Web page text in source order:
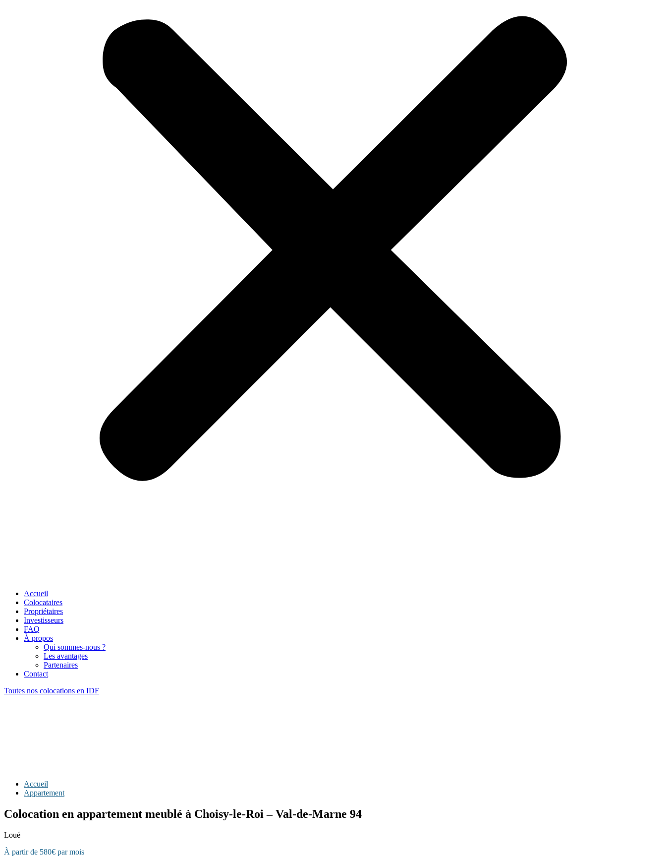
Accueil
Colocataires
Propriétaires
Investisseurs
FAQ
À propos
Qui sommes-nous ?
Les avantages
Partenaires
Contact
Toutes nos colocations en IDF
Accueil
Appartement
Colocation en appartement meublé à Choisy-le-Roi – Val-de-Marne 94
Loué
À partir de 580€ par mois